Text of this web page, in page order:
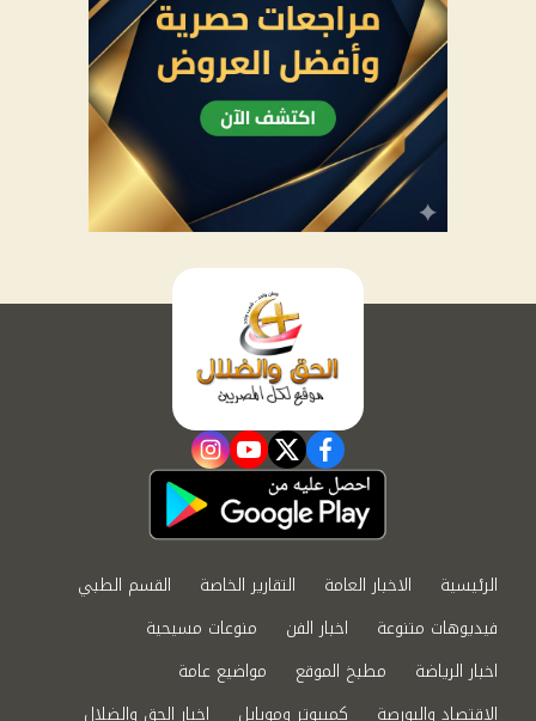
facebook
twitter
youtube
instagram
الرئيسية الاخبار العامة التقارير الخاصة
القسم الطبي
فيديوهات متنوعة
اخبار الفن
منوعات مسيحية
اخبار الرياضة
مطبخ الموقع
مواضيع عامة
الاقتصاد والبورصة
كمبيوتر وموبايل اخبار الحق والضلال